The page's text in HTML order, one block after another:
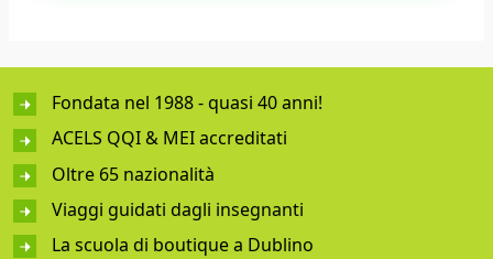
Fondata nel 1988 - quasi 40 anni!
ACELS QQI & MEI accreditati
Oltre 65 nazionalità
Viaggi guidati dagli insegnanti
La scuola di boutique a Dublino